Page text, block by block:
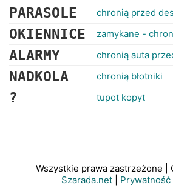
PARASOLE chronią przed
OKIENNICE zamykane -
ALARMY chronią auta
NADKOLA chronią błotniki
? tupot kopyt
Wszystkie prawa zastrzeżone
Szarada.net
Prywatność